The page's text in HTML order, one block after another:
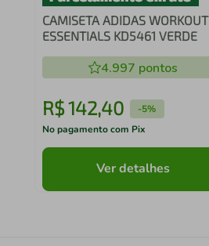
CAMISETA ADIDAS WORKOUT
ESSENTIALS KD5461 VERDE
4.997 pontos
R$142,40 -5%
No pagamento com Pix
Ver detalhes